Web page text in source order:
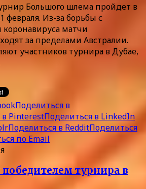
Большого шлема пройдет в
февраля. Из-за борьбы с
матчи
за пределами Австралии.
участников турнира в Дубае,
Поделиться в
в PinterestПоделиться в LinkedIn
Поделиться в RedditПоделиться
по Email
турнира в